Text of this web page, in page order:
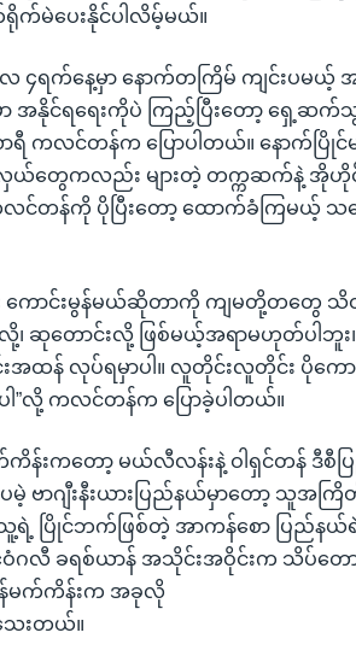
မဲပေးနိုင်ပါလိမ့်မယ်။
၄ရက်နေ့မှာ နောက်တကြိမ် ကျင်းပမယ့်
အနိုင်ရရေးကိုပဲ ကြည့်ပြီးတော့ ရှေ့ဆက်
လင်တန်က ပြောပါတယ်။ နောက်ပြို
လှယ်တွေကလည်း များတဲ့ တက္ကဆက်နဲ့ အိုဟိုင်
တန်ကို ပိုပြီးတော့ ထောက်ခံကြမယ့် သဘ
ကောင်းမွန်မယ်ဆိုတာကို ကျမတို့တတွေ သိထား
င့်လို့၊ ဆုတောင်းလို့ ဖြစ်မယ့်အရာမဟုတ်ပ
းအထန် လုပ်ရမှာပါ။ လူတိုင်းလူတိုင်း ပိုက
”လို့ ကလင်တန်က ပြောခဲ့ပါတယ်။
န်းကတော့ မယ်လီလန်းနဲ့ ဝါရှင်တန် ဒီ
မဲ့ ဗာဂျီးနီးယားပြည်နယ်မှာတော့ သူအက
ရဲ့ ပြိုင်ဘက်ဖြစ်တဲ့ အာကန်စော ပြည်နယ်
ခရစ်ယာန် အသိုင်းအဝိုင်းက သိပ်တောင့်ပ
ျွန်မက်ကိန်းက အခုလို
ေးတယ်။